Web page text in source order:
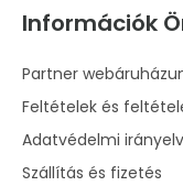
Információk
Partner
Feltételek és
Adatvédelmi
Szállítás és fizetés